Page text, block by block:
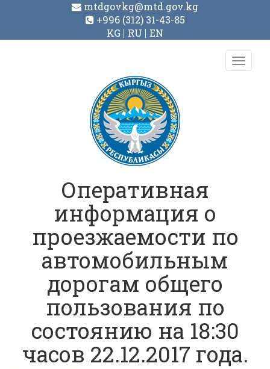
mtdgovkg@mtd.gov.kg
+996 (312) 31-43-85
KG
RU EN
Toggle
Оперативная
информация о
проезжаемости по
автомобильным
дорогам общего
пользования по
состоянию на 18:30
часов 22.12.2017 года.